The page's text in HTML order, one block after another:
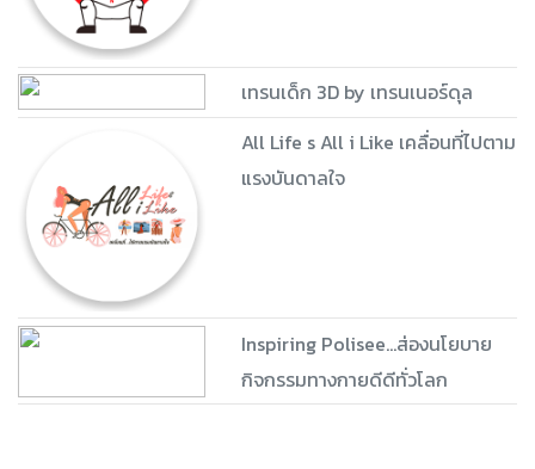
เทรนเด็ก 3D by เทรนเนอร์ดุล
All Life s All i Like เคลื่อนที่ไปตาม
แรงบันดาลใจ
Inspiring Polisee...ส่องนโยบาย
กิจกรรมทางกายดีดีทั่วโลก